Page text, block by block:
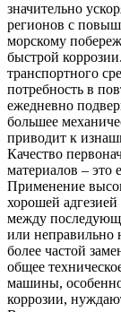
значительно
регионов с
морскому
быстрой
транспортного
потребность в
ежедневно
большее
приводит к
Качество
материалов –
Применение
хорошей
между
или неправильно
более частой
общее
машины, особенно
коррозии,